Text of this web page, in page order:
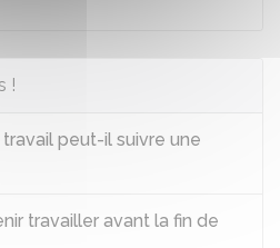
!
peut-il suivre une
travailler avant la fin de